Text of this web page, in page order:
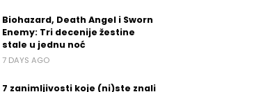
Biohazard, Death Angel i Sworn
Enemy: Tri decenije žestine
stale u jednu noć
7 DAYS AGO
7 zanimljivosti koje (ni)ste znali